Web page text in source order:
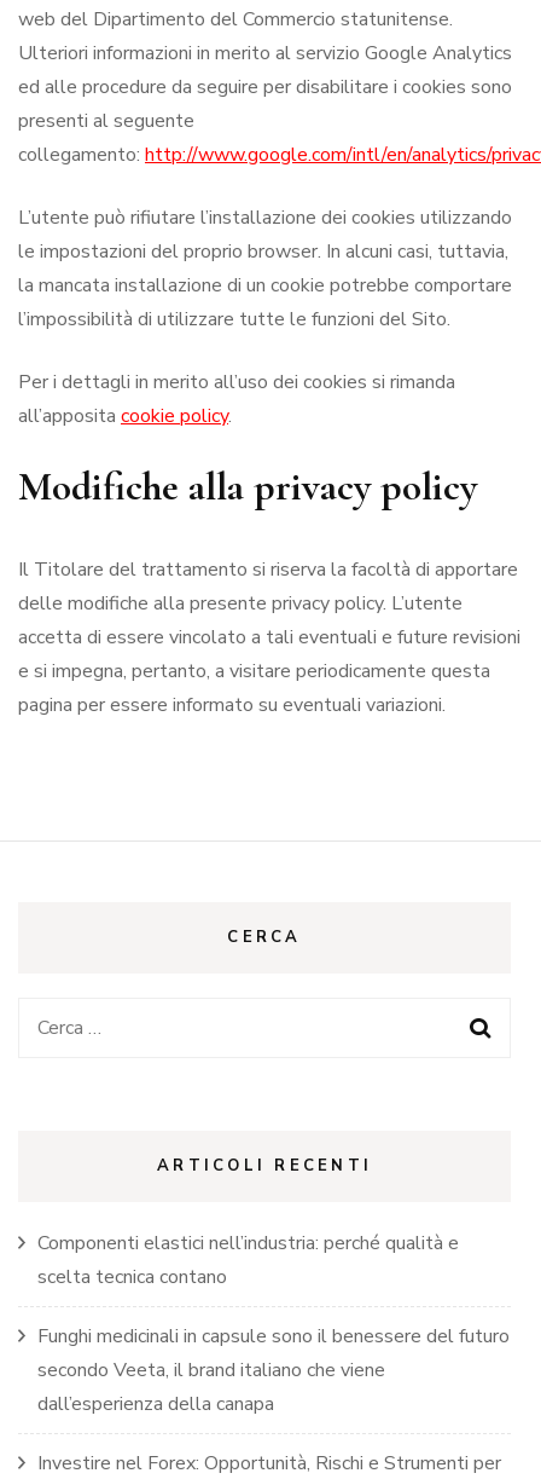
web del Dipartimento del Commercio statunitense.
Ulteriori informazioni in merito al servizio Google Analytics
ed alle procedure da seguire per disabilitare i cookies sono
presenti al seguente
collegamento: http://www.google.com/intl/en/analytics/
L’utente può rifiutare l’installazione dei cookies utilizzando
le impostazioni del proprio browser. In alcuni casi, tuttavia,
la mancata installazione di un cookie potrebbe comportare
l’impossibilità di utilizzare tutte le funzioni del Sito.
Per i dettagli in merito all’uso dei cookies si rimanda
all’apposita cookie policy.
Modifiche alla privacy policy
Il Titolare del trattamento si riserva la facoltà di apportare
delle modifiche alla presente privacy policy. L’utente
accetta di essere vincolato a tali eventuali e future revisioni
e si impegna, pertanto, a visitare periodicamente questa
pagina per essere informato su eventuali variazioni.
CERCA
Ricerca
ARTICOLI RECENTI
Componenti elastici nell’industria: perché qualità e
scelta tecnica contano
Funghi medicinali in capsule sono il benessere del futuro
secondo Veeta, il brand italiano che viene
dall’esperienza della canapa
Investire nel Forex: Opportunità, Rischi e Strumenti per